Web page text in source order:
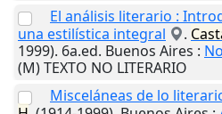
El análisis literario :
una estilística integral
.
1999). 6a.ed. Buenos Aires :
(M) TEXTO NO LITERARIO
Misceláneas de lo